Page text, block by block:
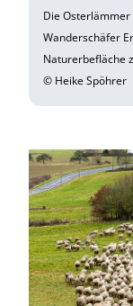
Die Osterlämmer
Wanderschäfer
Naturerbefläche
© Heike Spöhrer